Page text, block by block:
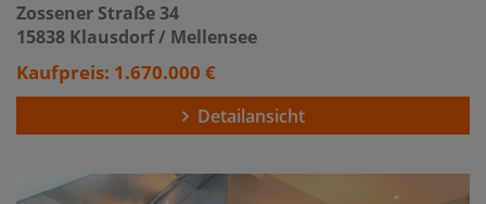
Zossener Straße 34
15838 Klausdorf / Mellensee
Kaufpreis: 1.670.000 €
Detailansicht